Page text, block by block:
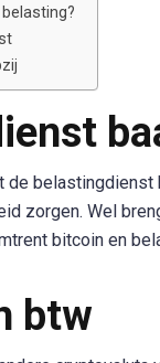
de
zorgen. Wel
bitcoin en
btw